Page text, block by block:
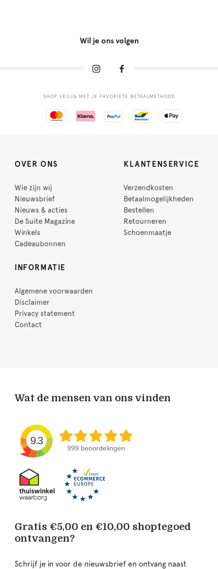
Wil je ons volgen
SHOP VEILIG MET JE FAVORIETE BETAALMETHODE
OVER ONS
Wie zijn wij
Nieuwsbrief
Nieuws & acties
De Suite Magazine
Winkels
Cadeaubonnen
KLANTENSERVICE
Verzendkosten
Betaalmogelijkheden
Bestellen
Retourneren
Schoenmaatje
INFORMATIE
Algemene voorwaarden
Disclaimer
Privacy statement
Contact
Wat de mensen van ons vinden
9.3
999 beoordelingen
Gratis €5,00 en €10,00 shoptegoed
ontvangen?
Schrijf je in voor de nieuwsbrief en ontvang naast